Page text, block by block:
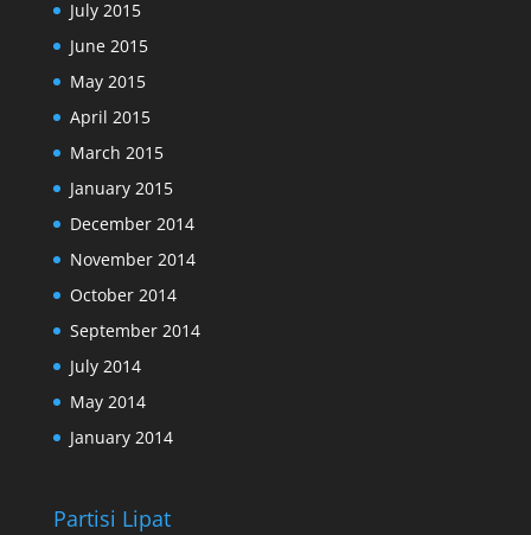
July 2015
June 2015
May 2015
April 2015
March 2015
January 2015
December 2014
November 2014
October 2014
September 2014
July 2014
May 2014
January 2014
Partisi Lipat